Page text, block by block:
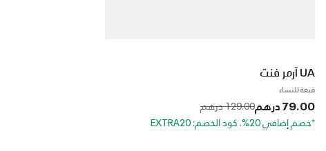
UA آرمر فنت
قبعة للنساء
79.00 درهم Price reduced from
129.00 درهم
to
*خصم إضافي 20%. كود الخصم: EXTRA20